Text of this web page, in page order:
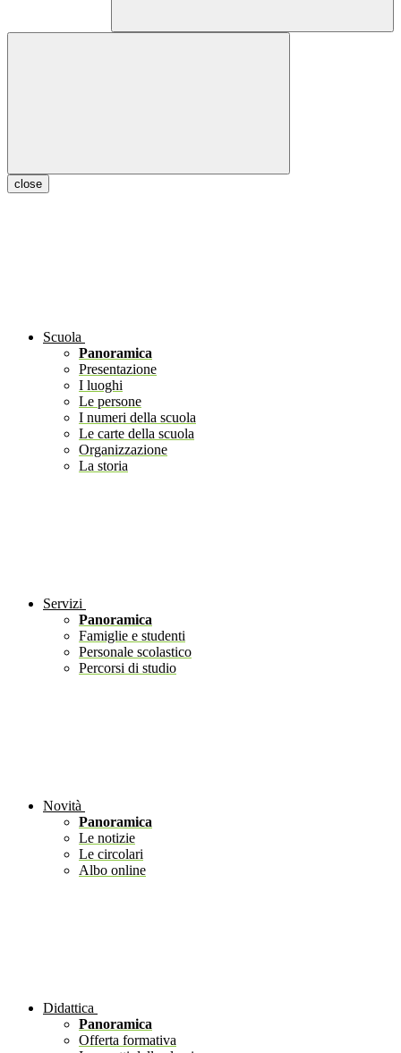
close
Scuola
Panoramica
Presentazione
I luoghi
Le persone
I numeri della scuola
Le carte della scuola
Organizzazione
La storia
Servizi
Panoramica
Famiglie e studenti
Personale scolastico
Percorsi di studio
Novità
Panoramica
Le notizie
Le circolari
Albo online
Didattica
Panoramica
Offerta formativa